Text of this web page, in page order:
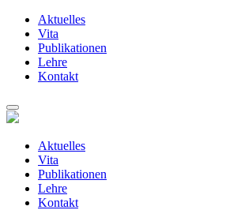
Aktuelles
Vita
Publikationen
Lehre
Kontakt
Zum
springenAktuelles
Vita
Publikationen
Lehre
Kontakt